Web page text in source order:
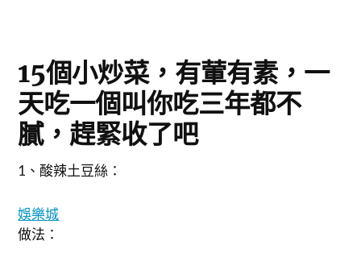
15個小炒菜，有葷有素，一
天吃一個叫你吃三年都不
膩，趕緊收了吧
1、酸辣土豆絲：
娛樂城
做法：